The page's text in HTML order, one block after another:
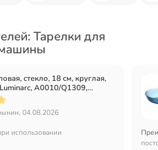
Тарелки для
стекло, 18 см, круглая,
A0010/Q1309,
04.08.2026
использовании